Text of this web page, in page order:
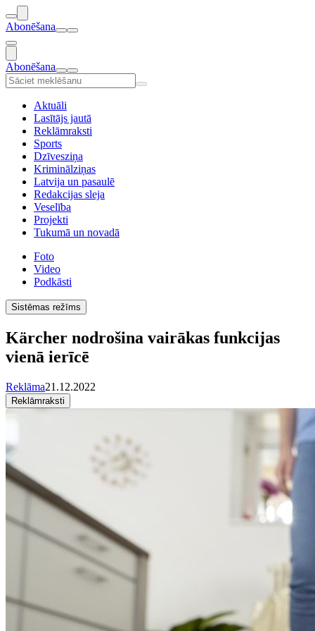
Abonēšana
Abonēšana
Aktuāli
Lasītājs jautā
Reklāmraksti
Sports
Dzīvesziņa
Kriminālziņas
Latvija un pasaulē
Redakcijas sleja
Veselība
Projekti
Tukumā un novadā
Foto
Video
Podkāsti
Sistēmas režīms
Kärcher nodrošina vairākas funkcijas
vienā ierīcē
Reklāma21.12.2022
Reklāmraksti